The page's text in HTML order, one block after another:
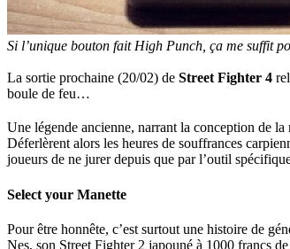
Si l’unique bouton fait High Punch, ça me suffit
La sortie prochaine (20/02) de Street Fighter 4
boule de feu…
Une légende ancienne, narrant la conception de
Déferlèrent alors les heures de souffrances
joueurs de ne jurer depuis que par l’outil
Select your Manette
Pour être honnête, c’est surtout une histoire de
Nes, son Street Fighter 2 japouné à 1000 francs